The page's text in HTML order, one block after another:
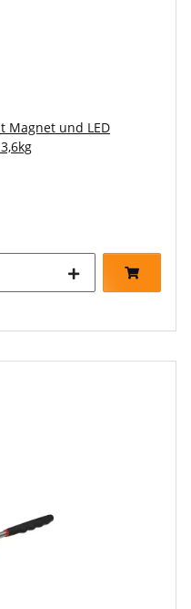
Magnet und LED